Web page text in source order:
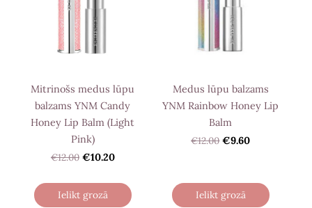
Mitrinošs medus lūpu
balzams YNM Candy
Honey Lip Balm (Light
Pink)
€12.00 €10.20
Ielikt grozā
Medus lūpu balzams
YNM Rainbow Honey Lip
Balm
€12.00 €9.60
Ielikt grozā